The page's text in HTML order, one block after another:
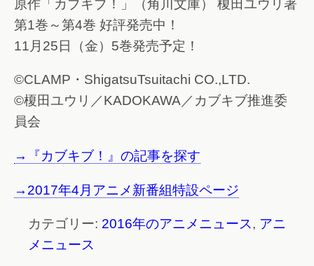
原作「カブキブ！」（角川文庫） 榎田ユウリ著
第1巻～第4巻 好評発売中！
11月25日（金）5巻発売予定！
©CLAMP・ShigatsuTsuitachi CO.,LTD.
©榎田ユウリ／KADOKAWA／カブキブ推進委
員会
→『カブキブ！』の記事を探す
→2017年4月アニメ新番組特設ページ
カテゴリー: 2016年のアニメニュース, アニ
メニュース